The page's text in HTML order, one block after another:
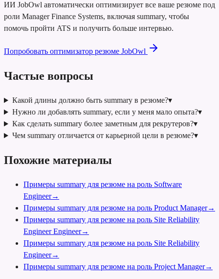
ИИ JobOwl автоматически оптимизирует все ваше резюме под
роли Manager Finance Systems, включая summary, чтобы
помочь пройти ATS и получить больше интервью.
Попробовать оптимизатор резюме JobOwl
Частые вопросы
Какой длины должно быть summary в резюме?▾
Нужно ли добавлять summary, если у меня мало опыта?▾
Как сделать summary более заметным для рекрутеров?▾
Чем summary отличается от карьерной цели в резюме?▾
Похожие материалы
Примеры summary для резюме на роль Software
Engineer→
Примеры summary для резюме на роль Product Manager→
Примеры summary для резюме на роль Site Reliability
Engineer Engineer→
Примеры summary для резюме на роль Site Reliability
Engineer→
Примеры summary для резюме на роль Project Manager→